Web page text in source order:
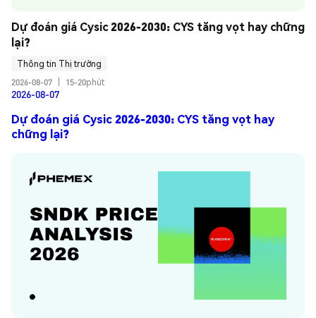
Dự đoán giá Cysic 2026-2030: CYS tăng vọt hay chững
lại?
Thông tin Thị trường
2026-08-07
15-20phút
2026-08-07
Dự đoán giá Cysic 2026-2030: CYS tăng vọt hay
chững lại?